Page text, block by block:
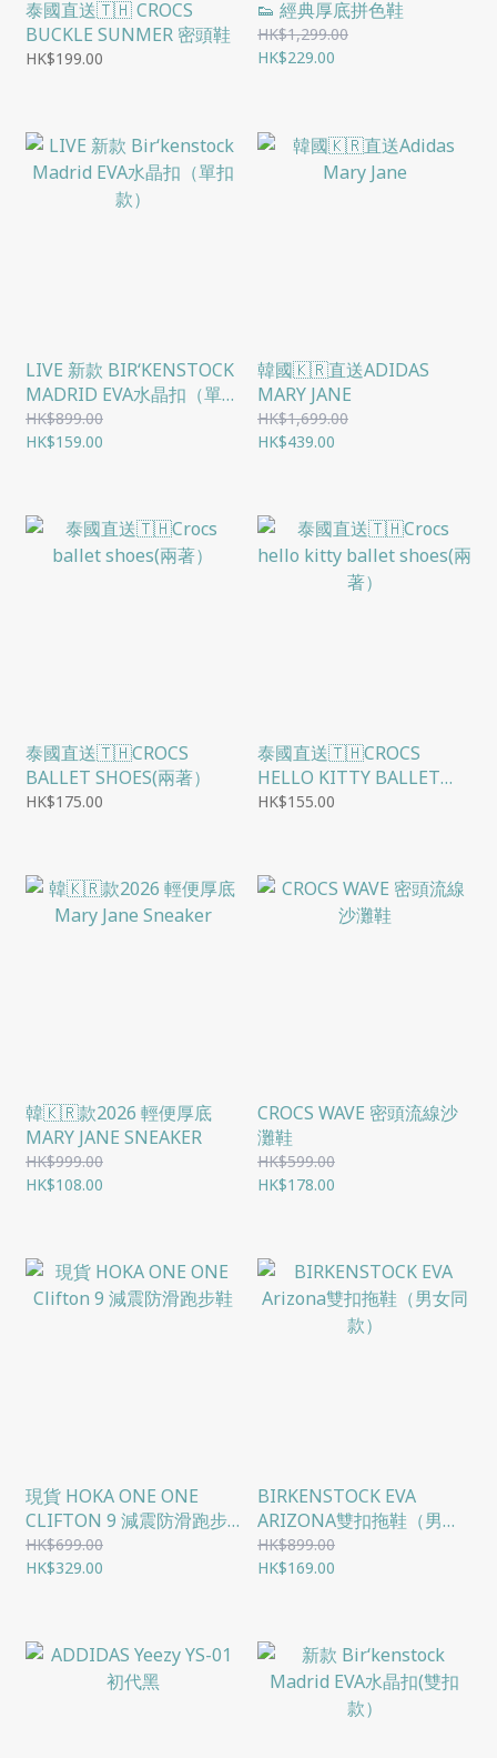
泰國直送🇹🇭 CROCS
BUCKLE SUNMER 密頭鞋
HK$199.00
👟 經典厚底拼色鞋
HK$1,299.00
HK$229.00
LIVE 新款 BIR‘KENSTOCK
MADRID EVA水晶扣（單扣
款）
HK$899.00
HK$159.00
韓國🇰🇷直送ADIDAS
MARY JANE
HK$1,699.00
HK$439.00
泰國直送🇹🇭CROCS
BALLET SHOES(兩著）
HK$175.00
泰國直送🇹🇭CROCS
HELLO KITTY BALLET
SHOES(兩著）
HK$155.00
韓🇰🇷款2026 輕便厚底
MARY JANE SNEAKER
HK$999.00
HK$108.00
CROCS WAVE 密頭流線沙
灘鞋
HK$599.00
HK$178.00
現貨 HOKA ONE ONE
CLIFTON 9 減震防滑跑步
鞋
HK$699.00
HK$329.00
BIRKENSTOCK EVA
ARIZONA雙扣拖鞋（男女
同款）
HK$899.00
HK$169.00